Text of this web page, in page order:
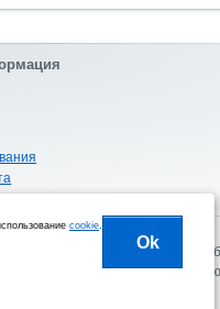
продажи следующего
то, что данный сайт носит
cookie.
Ok